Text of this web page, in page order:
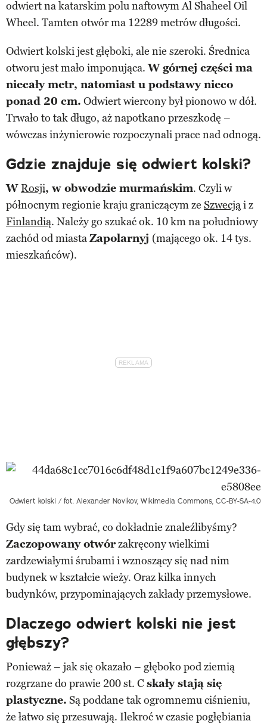
odwiert na katarskim polu naftowym Al Shaheel Oil
Wheel. Tamten otwór ma 12289 metrów długości.
Odwiert kolski jest głęboki, ale nie szeroki. Średnica
otworu jest mało imponująca.W górnej części ma
niecały metr, natomiast u podstawy nieco
ponad 20 cm. Odwiert wiercony był pionowo w dół.
Trwało to tak długo, aż napotkano przeszkodę –
wówczas inżynierowie rozpoczynali prace nad odnogą.
Gdzie znajduje się odwiert kolski?
W Rosji, w obwodzie murmańskim. Czyli w
północnym regionie kraju graniczącym ze Szwecjąi z
Finlandią. Należy go szukać ok. 10 km na południowy
zachód od miastaZapolarnyj (mającego ok. 14 tys.
mieszkańców).
Odwiert kolski / fot. Alexander Novikov, Wikimedia Commons, CC-BY-SA-4.0
Gdy się tam wybrać, co dokładnie znaleźlibyśmy?
Zaczopowany otwórzakręcony wielkimi
zardzewiałymi śrubami i wznoszący się nad nim
budynek w kształcie wieży. Oraz kilka innych
budynków, przypominających zakłady przemysłowe.
Dlaczego odwiert kolski nie jest
głębszy?
Ponieważ – jak się okazało – głęboko pod ziemią
rozgrzane do prawie 200 st. Cskały stają się
plastyczne. Są poddane tak ogromnemu ciśnieniu,
że łatwo się przesuwają. Ilekroć w czasie pogłębiania